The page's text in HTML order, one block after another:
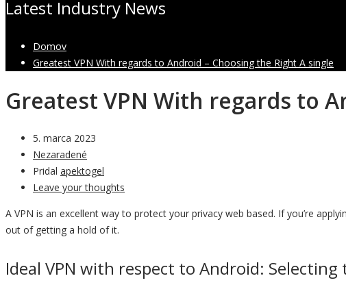
Latest Industry News
Domov
Greatest VPN With regards to Android – Choosing the Right A single
Greatest VPN With regards to
5. marca 2023
Nezaradené
Pridal apektogel
Leave your thoughts
A VPN is an excellent way to protect your privacy web based. If you’re
out of getting a hold of it.
Ideal VPN with respect to Android: Selecting